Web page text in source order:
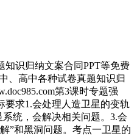
识归纳文案合同PPT等免费
、高中各种试卷真题知识归
第3课时专题强
要求1.会处理人造卫星的变轨
统，会解决相关问题。3.会
”和黑洞问题。考点一卫星的